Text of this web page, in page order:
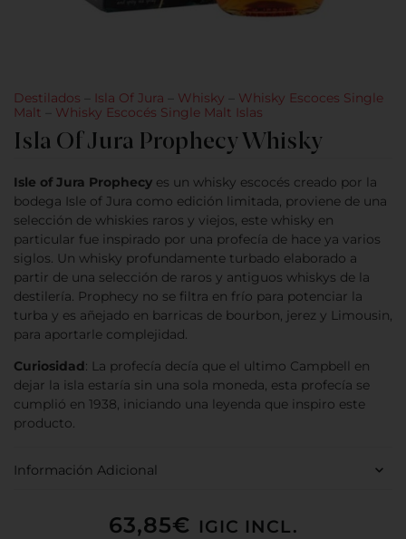
Destilados Isla Of Jura Whisky
Whisky Escoces Single
Malt
Whisky Escocés Single Malt Islas
Isla Of Jura Prophecy Whisky
Isle of Jura Prophecy es un whisky escocés creado por la
bodega Isle of Jura como edición limitada, proviene de una
selección de whiskies raros y viejos, este whisky en
particular fue inspirado por una profecía de hace ya varios
siglos. Un whisky profundamente turbado elaborado a
partir de una selección de raros y antiguos whiskys de la
destilería. Prophecy no se filtra en frío para potenciar la
turba y es añejado en barricas de bourbon, jerez y Limousin,
para aportarle complejidad.
Curiosidad: La profecía decía que el ultimo Campbell en
dejar la isla estaría sin una sola moneda, esta profecía se
cumplió en 1938, iniciando una leyenda que inspiro este
producto.
Información Adicional
63,85€ IGIC INCL.